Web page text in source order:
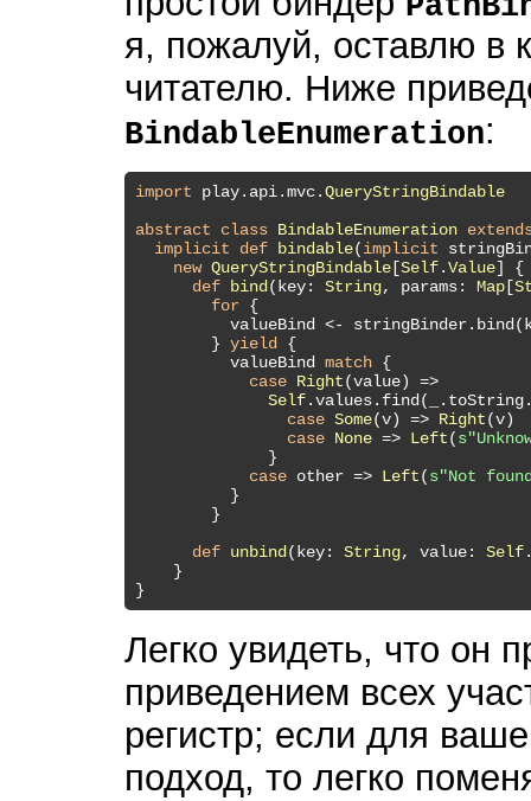
я, пожалуй, оставлю в
читателю. Ниже
BindableEnumeration:
import play.api.mvc.QueryStringBindable
abstract
class BindableEnumeration
implicit
def bindable(implicit
new QueryStringBindable [Self.Value] {
def
bind (key: String, params: Map [
for {
valueBind <-
        }
yield
{
          valueBind
match {
case Right(value) =>
Self
case Some(v) => Right(v)
case None => Left(
              }
case other => Left(s"Not
          }
        }
def unbind (key: String, value: Self
    }
Легко увидеть, что он
приведением всех
регистр; если для
подход, то легко